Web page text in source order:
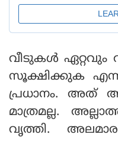
വീടുകൾ ഏറ്റവും
സൂക്ഷിക്കുക
പ്രധാനം. അത്
മാത്രമല്ല.
വൃത്തി.